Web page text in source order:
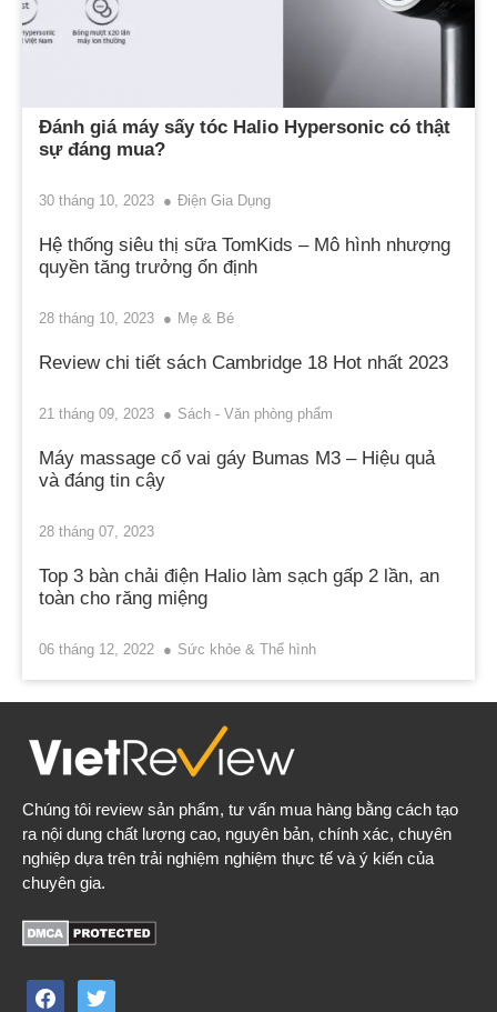
Đánh giá máy sấy tóc Halio Hypersonic có thật
sự đáng mua?
30 tháng 10, 2023 Điện Gia Dụng
Hệ thống siêu thị sữa TomKids – Mô hình nhượng
quyền tăng trưởng ổn định
28 tháng 10, 2023 Mẹ & Bé
Review chi tiết sách Cambridge 18 Hot nhất 2023
21 tháng 09, 2023 Sách - Văn phòng phẩm
Máy massage cổ vai gáy Bumas M3 – Hiệu quả
và đáng tin cậy
28 tháng 07, 2023
Top 3 bàn chải điện Halio làm sạch gấp 2 lần, an
toàn cho răng miệng
06 tháng 12, 2022 Sức khỏe & Thể hình
Chúng tôi review sản phẩm, tư vấn mua hàng bằng cách tạo
ra nội dung chất lượng cao, nguyên bản, chính xác, chuyên
nghiệp dựa trên trải nghiệm nghiệm thực tế và ý kiến của
chuyên gia.
facebooktwitter